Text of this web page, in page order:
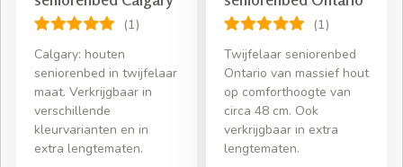
(1)
Calgary: houten
seniorenbed in twijfelaar
maat. Verkrijgbaar in
verschillende
kleurvarianten en in
extra lengtematen.
(1)
Twijfelaar seniorenbed
Ontario van massief hout
op comforthoogte van
circa 48 cm. Ook
verkrijgbaar in extra
lengtematen.